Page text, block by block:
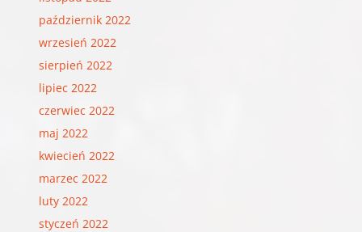
październik 2022
wrzesień 2022
sierpień 2022
lipiec 2022
czerwiec 2022
maj 2022
kwiecień 2022
marzec 2022
luty 2022
styczeń 2022